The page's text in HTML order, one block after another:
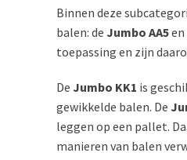
Binnen deze
balen: de Jumbo AA5en
toepassing en zijn
De Jumbo KK1 is
gewikkelde balen. De
leggen op een pallet.
manieren van balen